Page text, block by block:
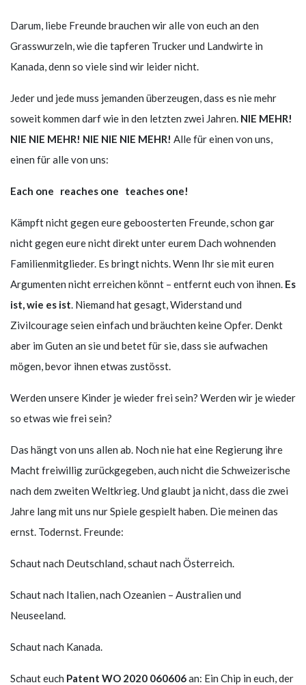
Darum, liebe Freunde brauchen wir alle von euch an den
Grasswurzeln, wie die tapferen Trucker und Landwirte in
Kanada, denn so viele sind wir leider nicht.
Jeder und jede muss jemanden überzeugen, dass es nie mehr
soweit kommen darf wie in den letzten zwei Jahren. NIE MEHR!
NIE NIE MEHR! NIE NIE NIE MEHR! Alle für einen von uns,
einen für alle von uns:
Each one reaches one teaches one!
Kämpft nicht gegen eure geboosterten Freunde, schon gar
nicht gegen eure nicht direkt unter eurem Dach wohnenden
Familienmitglieder. Es bringt nichts. Wenn Ihr sie mit euren
Argumenten nicht erreichen könnt – entfernt euch von ihnen. Es
ist, wie es ist. Niemand hat gesagt, Widerstand und
Zivilcourage seien einfach und bräuchten keine Opfer. Denkt
aber im Guten an sie und betet für sie, dass sie aufwachen
mögen, bevor ihnen etwas zustösst.
Werden unsere Kinder je wieder frei sein? Werden wir je wieder
so etwas wie frei sein?
Das hängt von uns allen ab. Noch nie hat eine Regierung ihre
Macht freiwillig zurückgegeben, auch nicht die Schweizerische
nach dem zweiten Weltkrieg. Und glaubt ja nicht, dass die zwei
Jahre lang mit uns nur Spiele gespielt haben. Die meinen das
ernst. Todernst. Freunde:
Schaut nach Deutschland, schaut nach Österreich.
Schaut nach Italien, nach Ozeanien – Australien und
Neuseeland.
Schaut nach Kanada.
Schaut euch Patent WO 2020 060606an: Ein Chip in euch, der